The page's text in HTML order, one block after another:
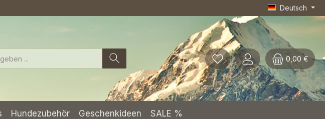
Deutsch
0,00 €
Hundezubehör Geschenkideen SALE %